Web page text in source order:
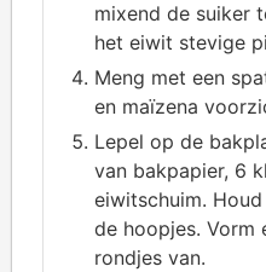
mixend de suiker
het eiwit stevige
Meng met een
en maïzena
Lepel op de
van bakpapier, 6
eiwitschuim.
de hoopjes. Vorm
rondjes van.